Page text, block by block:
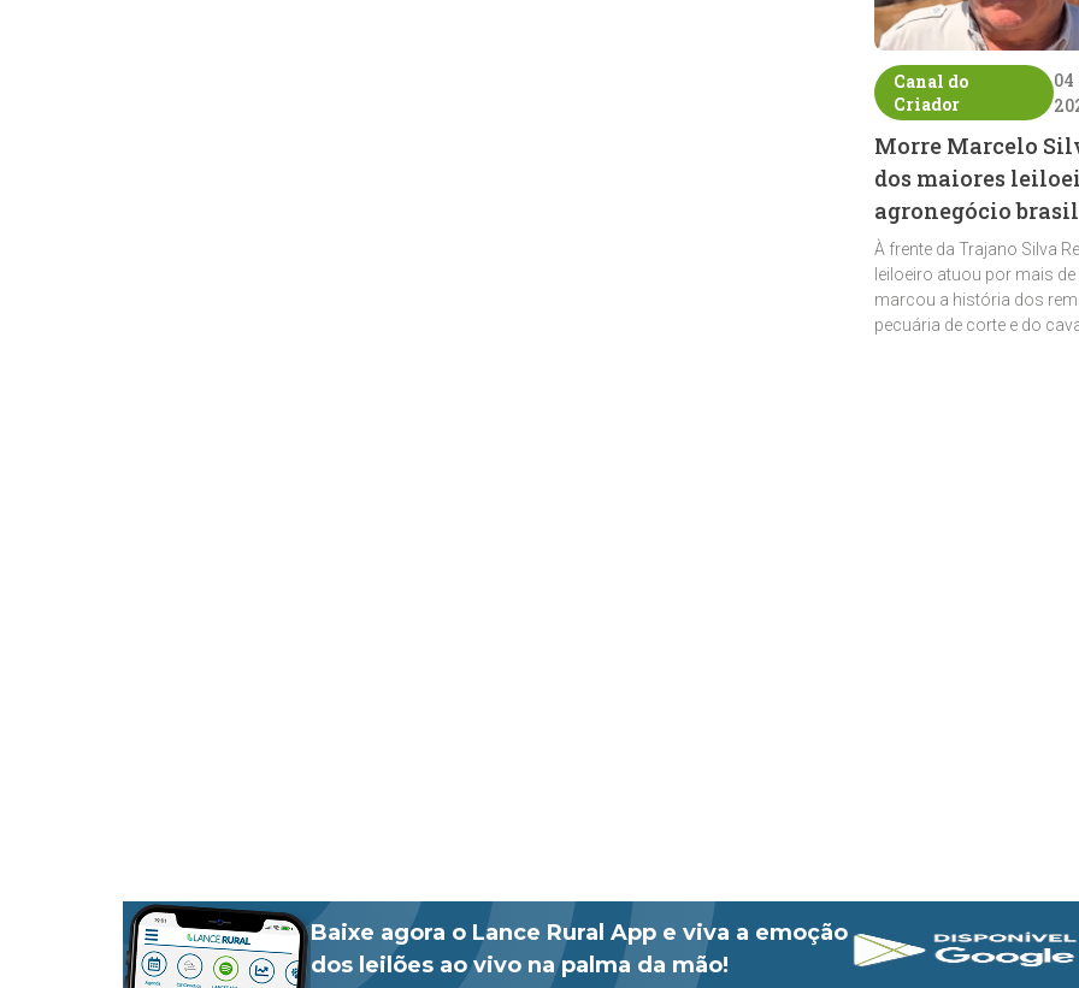
Canal do
Criador
04
Morre Marcelo
dos maiores
agronegócio
À frente da Trajano Silva
leiloeiro atuou por mais
marcou a história dos
pecuária de corte e do
Baixe agora o Lance Rural App e viva a emoção
dos leilões ao vivo na palma da mão!